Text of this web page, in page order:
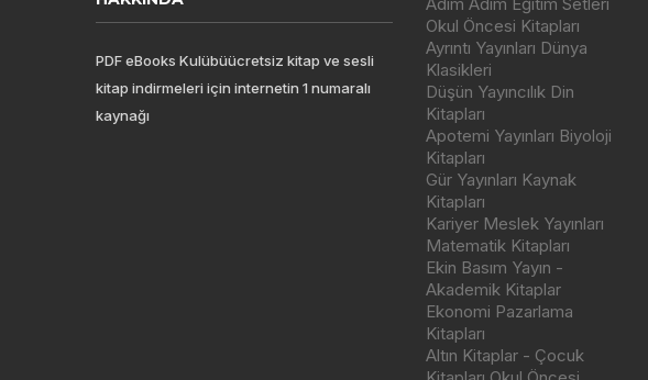
PDF eBooks Kulübüücretsiz kitap ve sesli
kitap indirmeleri için internetin 1 numaralı
kaynağı
Okul Öncesi Kitapları
Ayrıntı Yayınları Dünya
Klasikleri
Düşün Yayıncılık Din
Kitapları
Apotemi Yayınları Biyoloji
Kitapları
Gür Yayınları Kaynak
Kitapları
Kariyer Meslek Yayınları
Matematik Kitapları
Ekin Basım Yayın -
Akademik Kitaplar
Ekonomi Pazarlama
Kitapları
Altın Kitaplar - Çocuk